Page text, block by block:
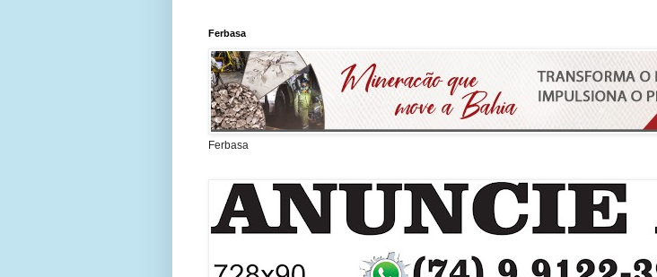
Ferbasa
Ferbasa